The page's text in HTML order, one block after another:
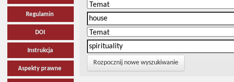
Regulamin
DOI
Instrukcja
Aspekty prawne
Rozpocznij nowe wyszukiwanie